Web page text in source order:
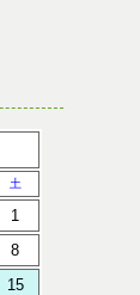
土
1
8
15